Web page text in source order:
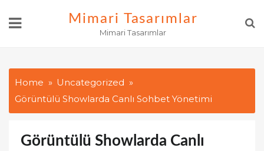
Mimari Tasarımlar
Mimari Tasarımlar
Home
Uncategorized
Görüntülü Showlarda Canlı Sohbet Yönetimi
Görüntülü Showlarda Canlı